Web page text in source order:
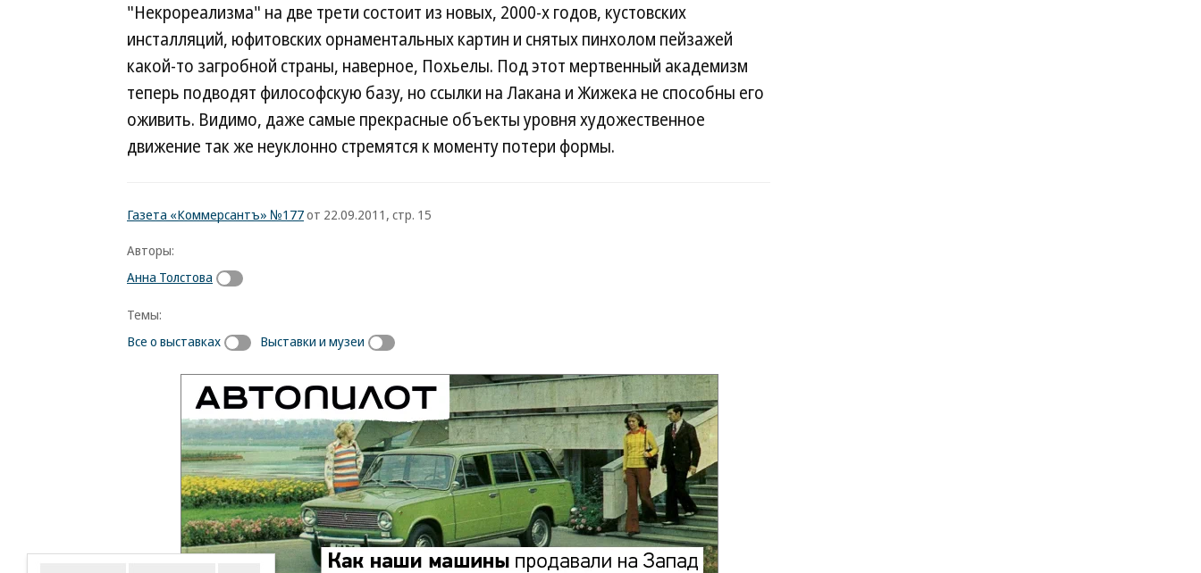
"Некрореализма" на две трети состоит из новых, 2000-х годов, кустовских
инсталляций, юфитовских орнаментальных картин и снятых пинхолом пейзажей
какой-то загробной страны, наверное, Похьелы. Под этот мертвенный академизм
теперь подводят философскую базу, но ссылки на Лакана и Жижека не способны его
оживить. Видимо, даже самые прекрасные объекты уровня художественное
движение так же неуклонно стремятся к моменту потери формы.
Газета «Коммерсантъ» №177от 22.09.2011, стр. 15
Авторы:
Анна Толстова
Темы:
Все о выставках
Выставки и музеи